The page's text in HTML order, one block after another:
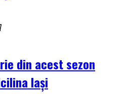
din acest sezon
Iași